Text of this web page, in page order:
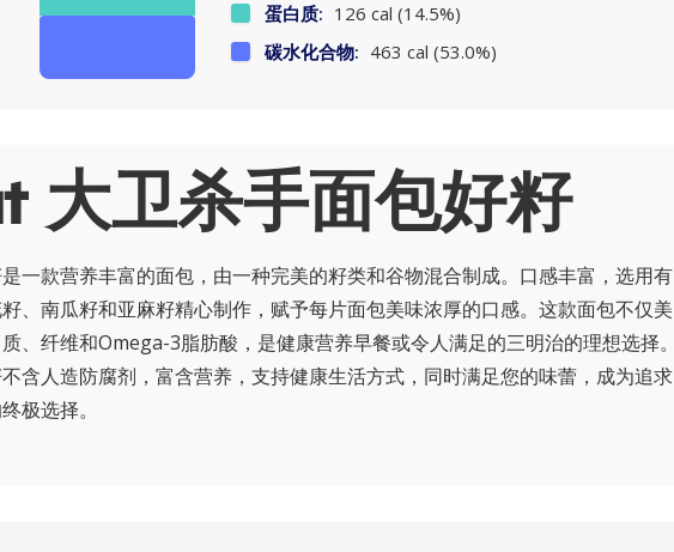
蛋白质: 126 cal (14.5%)
碳水化合物: 463 cal (53.0%)
大卫杀手面包好籽
一款营养丰富的面包，由一种完美的籽类和谷物混合制成。口感丰富，选用有
、南瓜籽和亚麻籽精心制作，赋予每片面包美味浓厚的口感。这款面包不仅美
、纤维和Omega-3脂肪酸，是健康营养早餐或令人满足的三明治的理想选择。
含人造防腐剂，富含营养，支持健康生活方式，同时满足您的味蕾，成为追求
极选择。